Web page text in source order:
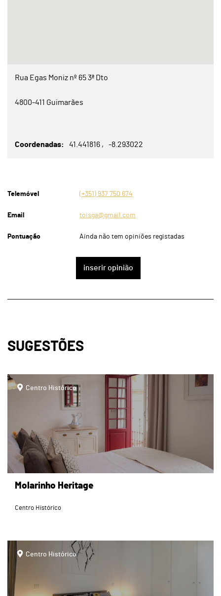
Rua Egas Moniz nº 65 3ª Dto
4800-411 Guimarães
Coordenadas 41.441816 -8.293022
Telemóvel (+351) 937 750 674
Email toisga@gmail.com
Pontuação Ainda não tem opiniões registadas
inserir opinião
SUGESTÕES
page
Centro Histórico
Molarinho Heritage
Centro Histórico
page
Centro Histórico